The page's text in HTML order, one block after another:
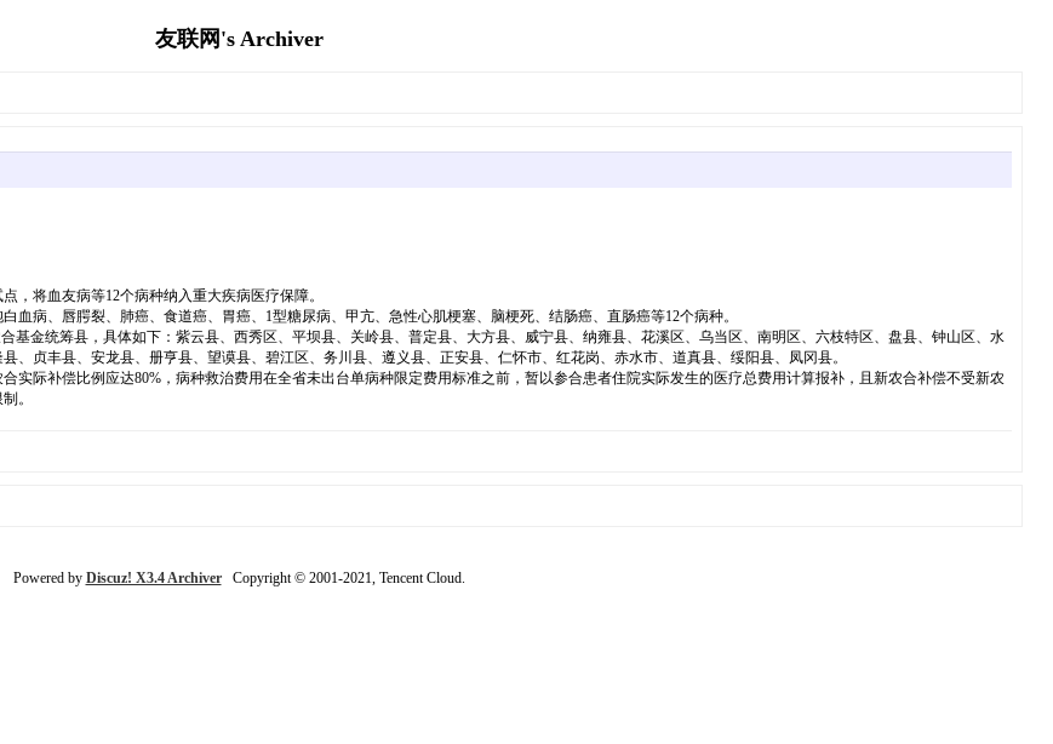
友联网's Archiver
将血友病等12个病种纳入重大疾病医疗保障。
病、唇腭裂、肺癌、食道癌、胃癌、1型糖尿病、甲亢、急性心肌梗塞、脑梗死、结肠癌、直肠癌等12个病种。
金统筹县，具体如下：紫云县、西秀区、平坝县、关岭县、普定县、大方县、威宁县、纳雍县、花溪区、乌当区、南明区、六枝特区、盘县、钟山区、水
贞丰县、安龙县、册亨县、望谟县、碧江区、务川县、遵义县、正安县、仁怀市、红花岗、赤水市、道真县、绥阳县、凤冈县。
际补偿比例应达80%，病种救治费用在全省未出台单病种限定费用标准之前，暂以参合患者住院实际发生的医疗总费用计算报补，且新农合补偿不受新农
。
Powered by Discuz! X3.4 ArchiverCopyright © 2001-2021, Tencent Cloud.